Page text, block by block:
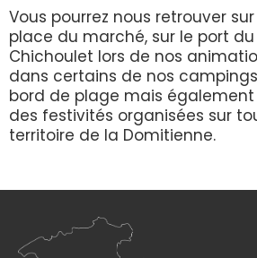
Vous pourrez nous retrouver
place du marché, sur le port du
Chichoulet lors de nos
dans certains de nos
bord de plage mais également
des festivités organisées sur
territoire de la Domitienne.